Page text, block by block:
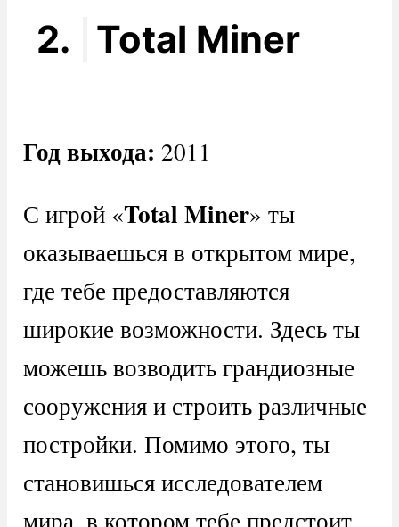
2. Total Miner
Год выхода: 2011
С игрой «Total Miner» ты
оказываешься в открытом мире,
где тебе предоставляются
широкие возможности. Здесь ты
можешь возводить грандиозные
сооружения и строить различные
постройки. Помимо этого, ты
становишься исследователем